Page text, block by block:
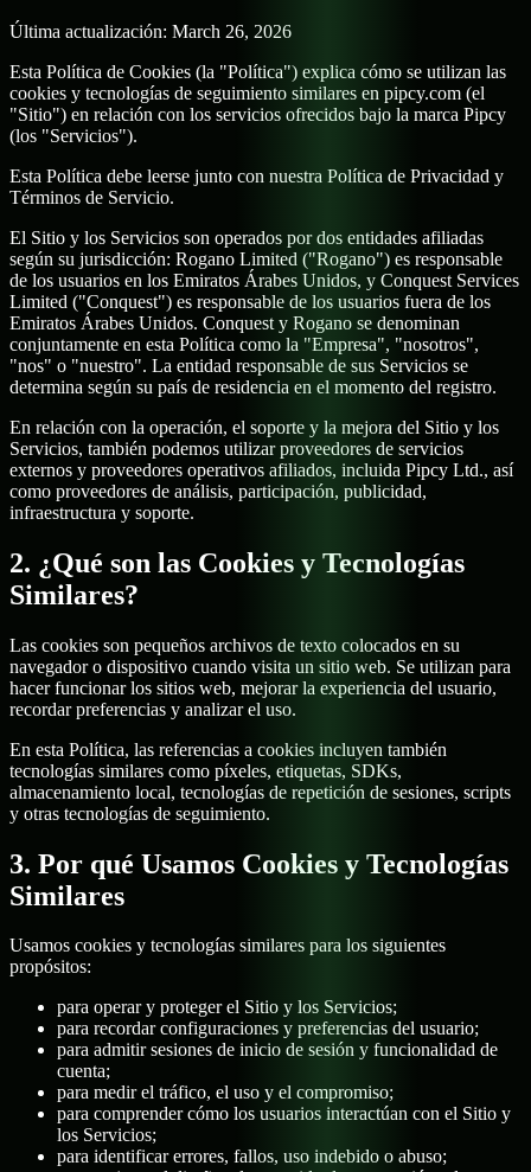
Última actualización: March 26, 2026
Esta Política de Cookies (la "Política") explica cómo se utilizan las
cookies y tecnologías de seguimiento similares en pipcy.com (el
"Sitio") en relación con los servicios ofrecidos bajo la marca Pipcy
(los "Servicios").
Esta Política debe leerse junto con nuestra Política de Privacidad y
Términos de Servicio.
El Sitio y los Servicios son operados por dos entidades afiliadas
según su jurisdicción: Rogano Limited ("Rogano") es responsable
de los usuarios en los Emiratos Árabes Unidos, y Conquest Services
Limited ("Conquest") es responsable de los usuarios fuera de los
Emiratos Árabes Unidos. Conquest y Rogano se denominan
conjuntamente en esta Política como la "Empresa", "nosotros",
"nos" o "nuestro". La entidad responsable de sus Servicios se
determina según su país de residencia en el momento del registro.
En relación con la operación, el soporte y la mejora del Sitio y los
Servicios, también podemos utilizar proveedores de servicios
externos y proveedores operativos afiliados, incluida Pipcy Ltd., así
como proveedores de análisis, participación, publicidad,
infraestructura y soporte.
2. ¿Qué son las Cookies y Tecnologías
Similares?
Las cookies son pequeños archivos de texto colocados en su
navegador o dispositivo cuando visita un sitio web. Se utilizan para
hacer funcionar los sitios web, mejorar la experiencia del usuario,
recordar preferencias y analizar el uso.
En esta Política, las referencias a cookies incluyen también
tecnologías similares como píxeles, etiquetas, SDKs,
almacenamiento local, tecnologías de repetición de sesiones, scripts
y otras tecnologías de seguimiento.
3. Por qué Usamos Cookies y Tecnologías
Similares
Usamos cookies y tecnologías similares para los siguientes
propósitos:
para operar y proteger el Sitio y los Servicios;
para recordar configuraciones y preferencias del usuario;
para admitir sesiones de inicio de sesión y funcionalidad de
cuenta;
para medir el tráfico, el uso y el compromiso;
para comprender cómo los usuarios interactúan con el Sitio y
los Servicios;
para identificar errores, fallos, uso indebido o abuso;